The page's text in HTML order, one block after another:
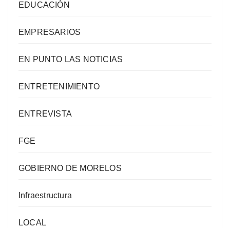
EDUCACIÓN
EMPRESARIOS
EN PUNTO LAS NOTICIAS
ENTRETENIMIENTO
ENTREVISTA
FGE
GOBIERNO DE MORELOS
Infraestructura
LOCAL